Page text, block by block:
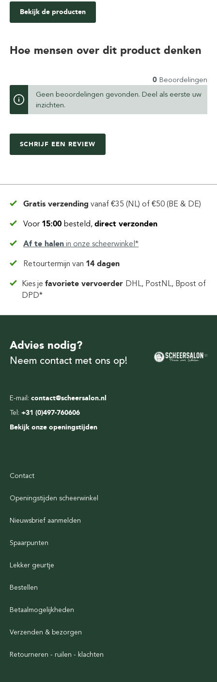
Bekijk de producten
Hoe mensen over dit product denken
0 Beoordelingen
Geen beoordelingen gevonden. Deel als eerste uw
inzichten.
SCHRIJF EEN REVIEW
Gratis verzending vanaf €35 (NL) of €50 (BE & DE)
Voor 15:00 besteld, direct verzonden
Af te halen in onze scheerwinkel*
Retourtermijn van 14 dagen
Kies jefavoriete vervoerder DHL, PostNL, Bpost of
DPD*
E-mail: contact@scheersalon.nl
Tel: +31 (0)497-760606
Bekijk onze openingstijden
Advies nodig?
Neem contact met ons op!
Contact
Openingstijden scheerwinkel
Nieuwsbrief aanmelden
Spaarpunten
Lekker geurtje
Bestellen
Betaalmogelijkheden
Verzenden & bezorgen
Retourneren - ruilen - klachten